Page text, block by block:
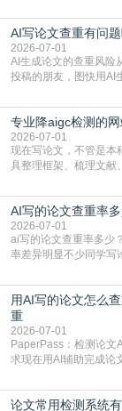
怕是已经入行的科研人
准。其实，降aigc检测
了满足现在高校、期刊
AI写论文查重有问
2026-07-01
AI生成论文的查重风险
投稿的朋友，图快用AI
自带不可忽视的查重风
于训练数据的概率拼接
有的高频公共表述，甚
专业降aigc检测的
2026-07-01
现在写论文，不管是本
具整理框架、梳理文献
五遍还是过不了预检测
站，就能少走好多弯路
容的学术合规痛点去年
AI写的论文查重率
2026-07-01
ai写的论文查重率多少
率差异明显不少同学写
实际情况和大家想的不
内容本质是按照语义
直接引用整段已有内容
用AI写的论文怎么
重
2026-07-01
PaperPass：检测论文
求现在用AI辅助完成论
但很多人忽略了，AI
含大量已公开的学术内
论文常用检测系统